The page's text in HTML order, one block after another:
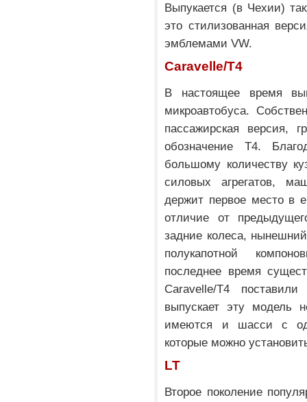
Выпукается (в Чехии)
это стилизованная
эмблемами VW.
Caravelle/Т4
В настоящее время
микроавтобуса.
пассажирская версия,
обозначение T4.
большому количеству
силовых агрегатов,
держит первое место в
отличие от
задние колеса,
полукапотной
последнее время
Caravelle/T4
выпускает эту модель
имеются и шасси с
которые можно
LT
Второе поколение